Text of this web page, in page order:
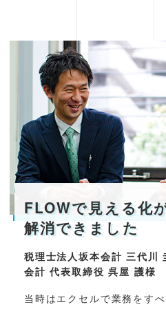
FLOWで見える化
解消できました
税理士法人坂本会計 三代川
会計 代表取締役 呉屋 護様
当時はエクセルで業務をす